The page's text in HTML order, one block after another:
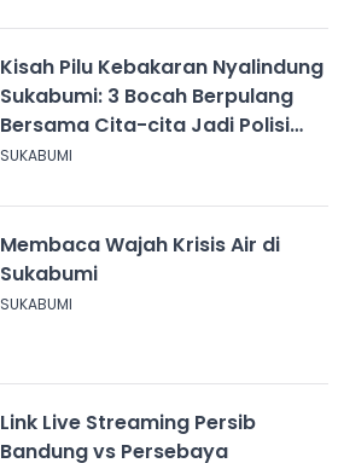
Kisah Pilu Kebakaran Nyalindung
Sukabumi: 3 Bocah Berpulang
Bersama Cita-cita Jadi Polisi
dan Guru
SUKABUMI
Membaca Wajah Krisis Air di
Sukabumi
SUKABUMI
Link Live Streaming Persib
Bandung vs Persebaya